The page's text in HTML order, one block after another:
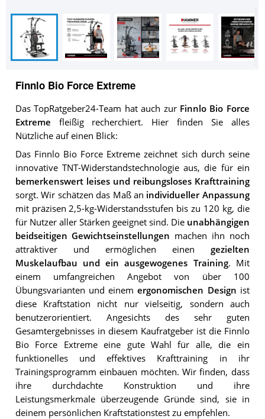
Finnlo Bio Force Extreme
Das TopRatgeber24-Team hat auch zur Finnlo Bio Force
Extreme fleißig recherchiert. Hier finden Sie alles
Nützliche auf einen Blick:
Das Finnlo Bio Force Extreme zeichnet sich durch seine
innovative TNT-Widerstandstechnologie aus, die für ein
bemerkenswert leises und reibungsloses Krafttraining
sorgt. Wir schätzen das Maß an individueller Anpassung
mit präzisen 2,5-kg-Widerstandsstufen bis zu 120 kg, die
für Nutzer aller Stärken geeignet sind. Die unabhängigen
beidseitigen Gewichtseinstellungen machen ihn noch
attraktiver und ermöglichen einen gezielten
Muskelaufbau und ein ausgewogenes Training. Mit
einem umfangreichen Angebot von über 100
Übungsvarianten und einemergonomischen Design ist
diese Kraftstation nicht nur vielseitig, sondern auch
benutzerorientiert. Angesichts des sehr guten
Gesamtergebnisses in diesem Kaufratgeber ist die Finnlo
Bio Force Extreme eine gute Wahl für alle, die ein
funktionelles und effektives Krafttraining in ihr
Trainingsprogramm einbauen möchten. Wir finden, dass
ihre durchdachte Konstruktion und ihre
Leistungsmerkmale überzeugende Gründe sind, sie in
deinem persönlichen Kraftstationstest zu empfehlen.